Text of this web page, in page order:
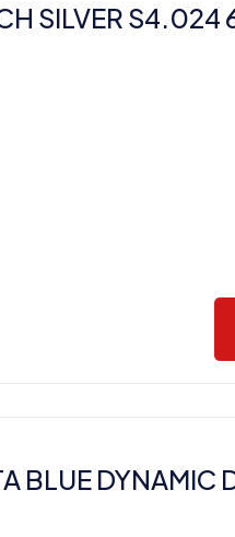
SILVER S4.024
BLUE DYNAMIC